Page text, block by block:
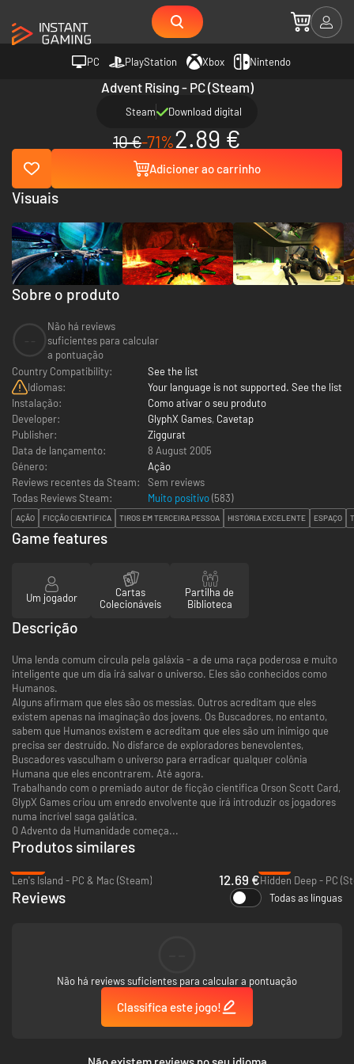
PC PlayStation Xbox Nintendo
Advent Rising - PC (Steam)
Steam Download digital
10 €-71%2.89 €
Adicioner ao carrinho
Sobre o produto
Não há reviews
suficientes para calcular
a pontuação
Country Compatibility:
See the list
Idiomas:
Your language is not supported. See the list
Instalação:
Como ativar o seu produto
Developer:
GlyphX Games, Cavetap
Publisher:
Ziggurat
Data de lançamento:
8 August 2005
Género:
Ação
Reviews recentes da Steam:
Sem reviews
Todas Reviews Steam:
Muito positivo(583)
AÇÃO FICÇÃO CIENTÍFICA TIROS EM TERCEIRA PESSOA HISTÓRIA EXCELENTE ESPAÇO
Visuais
Game features
Um jogador
Cartas
Colecionáveis
Partilha de
Biblioteca
Descrição
Uma lenda comum circula pela galáxia - a de uma raça poderosa e muito
inteligente que um dia irá salvar o universo. Eles são conhecidos como
Humanos.
Alguns afirmam que eles são os messias. Outros acreditam que eles
existem apenas na imaginação dos jovens. Os Buscadores, no entanto,
sabem que Humanos existem e acreditam que eles são um inimigo que
precisa ser destruído. No disfarce de exploradores benevolentes,
Buscadores vasculham o universo para erradicar qualquer colônia
Humana que eles encontrarem. Até agora.
Trabalhando com o premiado autor de ficção cientifica Orson Scott Card,
GlypX Games criou um enredo envolvente que irá introduzir os jogadores
numa incrível saga galática.
O Advento da Humanidade começa...
Produtos similares
Len's Island - PC & Mac (Steam)
12.69 €Hidden Deep - PC
Reviews Todas as línguas
Não há reviews suficientes para calcular a pontuação
Classifica este jogo!